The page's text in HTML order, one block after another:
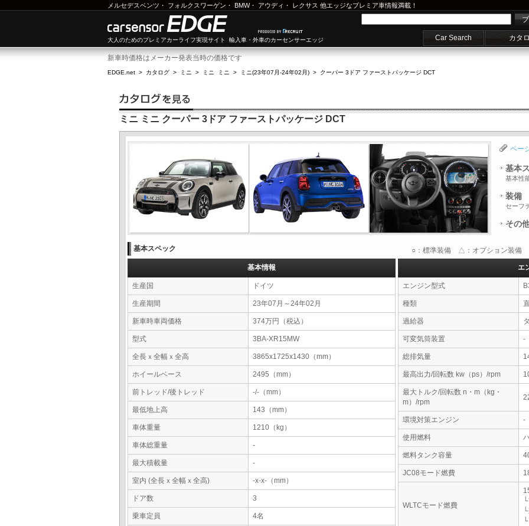
メルセデスベンツ ・ フォルクスワーゲン ・ BMW・ アウディ ・ レクサス 他エッジなプレミア車情報満載！
大人のためのプレミアカーライフ実現サイト 輸入車・外車のカーセンサーエッジ Car Search カタ
新車時価格はメーカー発表当時の価格です
EDGE.net > カタログ > ミニ > ミニ ミニ > ミニ(23年07月-24年02月) > クーパー 3ドア ファーストパッケージ DCT
ミニ ミニ クーパー 3ドア ファーストパッケージ DCT
ペー
基本
基本性
装備
セーフ
その
基本スペック ○：標準装備 △：オプション装備 -
基本情報
生産国 ドイツ
生産期間 23年07月～24年02月
新車時車両価格 374万円（税込）
型式 3BA-XR15MW
全長ｘ全幅ｘ全高 3865x1725x1430（mm）
ホイールベース 2495（mm）
前トレッド/後トレッド -/-（mm）
最低地上高 143（mm）
車体重量 1210（kg）
車体総重量 -
最大積載量 -
室内 (全長ｘ全幅ｘ全高) -x-x-（mm）
ドア数 3
乗車定員 4名
エ
エンジン型式
種類
過給器
可変気筒装置 -
総排気量
最高出力/回転数 kw（ps）/rpm
最大トルク/回転数 n・m（kg・
m）/rpm
環境対策エンジン -
使用燃料
燃料タンク容量
JC08モード燃費
WLTCモード燃費